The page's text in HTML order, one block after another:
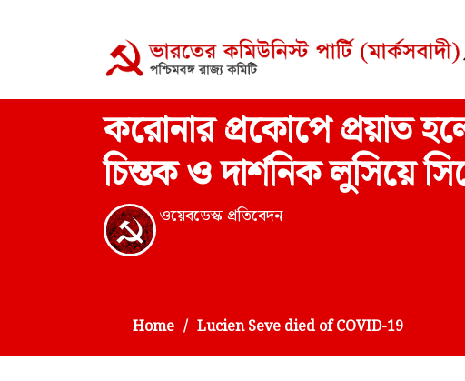
করোনার প্রকোপে প্রয়াত
চিন্তক ও দার্শনিক লুসিয়ে
ওয়েবডেস্ক প্রতিবেদন
Home Lucien Seve died of COVID-19